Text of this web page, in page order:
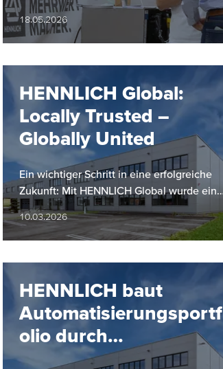
18.05.2026
HENNLICH Global:
Locally Trusted –
Globally United
Ein wichtiger Schritt in eine erfolgreiche
Zukunft: Mit HENNLICH Global wurde eine
gruppenweite Führungs- und
Koordinationseinheit ins Leben gerufen,…
10.03.2026
HENNLICH baut
Automatisierungsportf
olio durch
Partnerschaft mit SMC